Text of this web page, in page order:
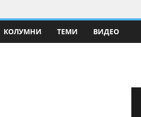
КОЛУМНИ ТЕМИ ВИДЕО